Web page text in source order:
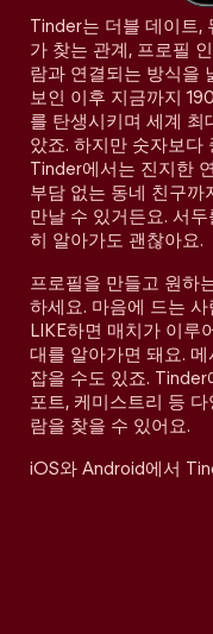
Tinder는 더블 데이트,
가 찾는 관계, 프로필
람과 연결되는 방식을
보인 이후 지금까지
를 탄생시키며 세계 최
았죠. 하지만 숫자보다
Tinder에서는 진지한
부담 없는 동네 친구까
만날 수 있거든요. 서
히 알아가도 괜찮아요.
프로필을 만들고 원하
하세요. 마음에 드는
LIKE하면 매치가 이루
대를 알아가면 돼요.
잡을 수도 있죠.
포트, 케미스트리 등
람을 찾을 수 있어요.
iOS와 Android에서